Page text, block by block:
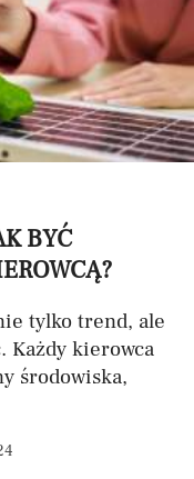
BYĆ
tylko trend, ale
Każdy kierowca
środowiska,